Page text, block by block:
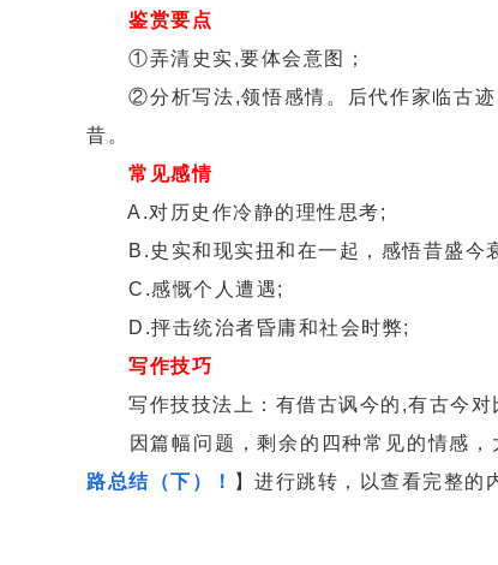
鉴赏要点
①弄清史实,要体会意图；
②分析写法,领悟感情。后代作家临古迹
昔。
常见感情
A.对历史作冷静的理性思考;
B.史实和现实扭和在一起，感悟昔盛今
C.感慨个人遭遇;
D.抨击统治者昏庸和社会时弊;
写作技巧
写作技技法上：有借古讽今的,有古今对
因篇幅问题，剩余的四种常见的情感
路总结（下）！
】进行跳转，以查看完整的